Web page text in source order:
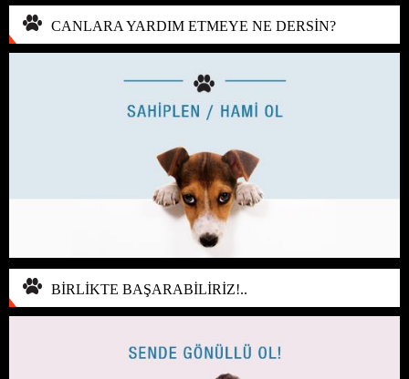
CANLARA YARDIM ETMEYE NE DERSİN?
BİRLİKTE BAŞARABİLİRİZ!..